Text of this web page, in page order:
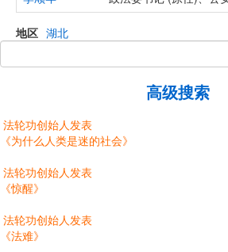
地区 湖北
高级搜索
法轮功创始人发表
《为什么人类是迷的社会》
法轮功创始人发表
《惊醒》
法轮功创始人发表
《法难》